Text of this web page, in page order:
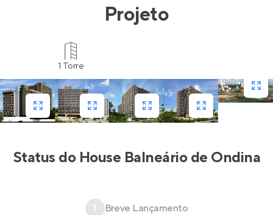
Projeto
1 Torre
Status do House Balneário de Ondina
1 Breve Lançamento